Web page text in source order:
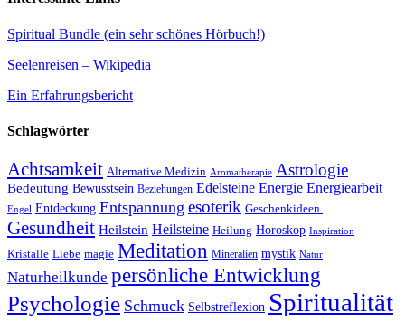
Spiritual Bundle (ein sehr schönes Hörbuch!)
Seelenreisen – Wikipedia
Ein Erfahrungsbericht
Schlagwörter
Achtsamkeit Alternative Medizin Aromatherapie Astrologie
Bedeutung Bewusstsein Beziehungen Edelsteine Energie Energiearbeit
Engel Entdeckung Entspannung esoterik Geschenkideen.
Gesundheit Heilstein Heilsteine Heilung Horoskop Inspiration
Kristalle Liebe magie Meditation Mineralien mystik Natur
Naturheilkunde persönliche Entwicklung
Psychologie Schmuck Selbstreflexion Spiritualität